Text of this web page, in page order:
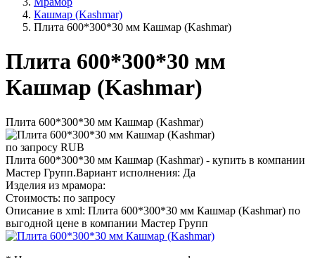
Кашмар (Kashmar)
Плита 600*300*30 мм Кашмар (Kashmar)
Плита 600*300*30 мм
Кашмар (Kashmar)
Плита 600*300*30 мм Кашмар (Kashmar)
по запросу RUB
Плита 600*300*30 мм Кашмар (Kashmar) - купить в компании
Мастер Групп.Вариант исполнения: Да
Изделия из мрамора:
Стоимость: по запросу
Описание в xml: Плита 600*300*30 мм Кашмар (Kashmar) по
выгодной цене в компании Мастер Групп